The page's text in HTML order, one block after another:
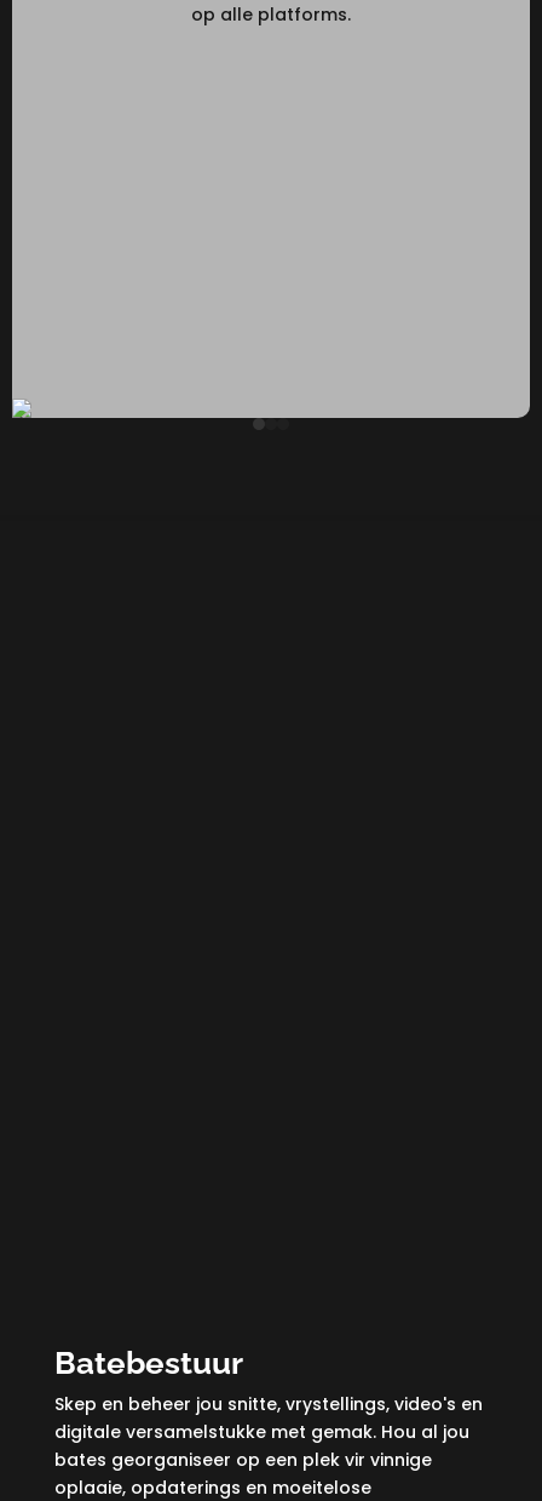
op alle platforms.
Batebestuur
Skep en beheer jou snitte, vrystellings, video's en
digitale versamelstukke met gemak. Hou al jou
bates georganiseer op een plek vir vinnige
oplaaie, opdaterings en moeitelose